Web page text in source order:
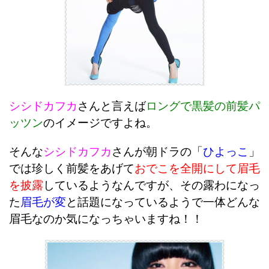
シシドカフカ さんと言えばロングで黒髪の前髪パ
ッツンのイメージですよね。
そんなシシドカフカ さんが朝ドラの「 ひよっこ 」
では珍しく前髪をあげておでこを全開にして眉毛
を披露 しているようなんですが、その露わになっ
た眉毛が変と話題になっているようで一体どんな
眉毛なのか気になっちゃいますね！！